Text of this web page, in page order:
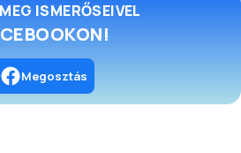
ISMERŐSEIVEL
Megosztás